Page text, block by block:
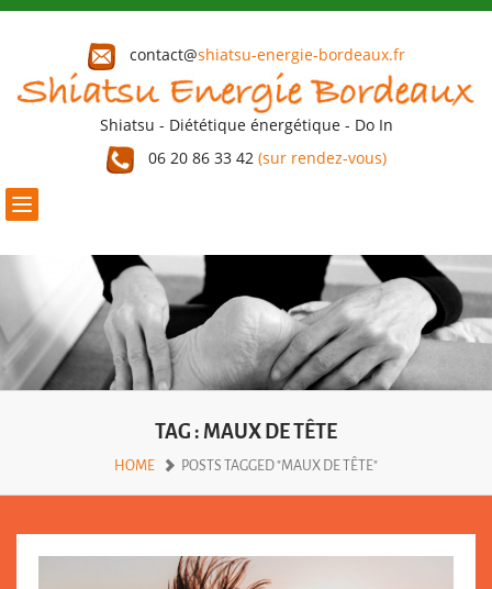
contact@shiatsu-energie-bordeaux.fr
Shiatsu - Diététique énergétique - Do In
06 20 86 33 42 (sur rendez-vous)
Toggle
navigation
TAG : MAUX DE TÊTE
HOME POSTS TAGGED "MAUX DE TÊTE"